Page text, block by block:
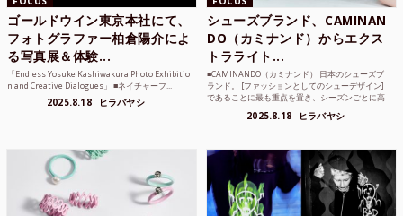
ゴールドウイン東京本社にて、
フォトグラファー柏倉陽介によ
る写真展＆体験...
「Endless Yosuke Kashiwakura Photo Exhibitio
n and Creative Dialogues」 ■ネイチャーフ...
2025.8.18 ヒラバヤシ
シューズブランド、CAMINAN
DO（カミナンド）からエクス
トラライト...
■CAMINANDO（カミナンド） 日本のシューズブ
ランド。 [ファッションとしてのシューデザイン]
であることに最も重点を置き、シーズンごとに高
2025.8.18 ヒラバヤシ